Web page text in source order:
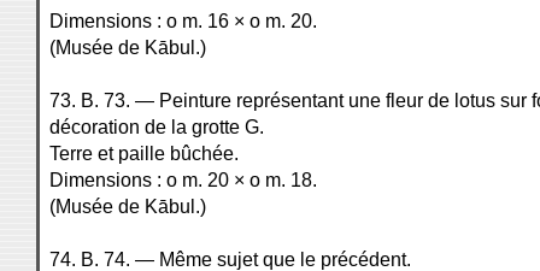
Dimensions : o m. 16 × o m. 20.
(Musée de Kābul.)
73. B. 73. — Peinture représentant une fleur de lotus sur
décoration de la grotte G.
Terre et paille bûchée.
Dimensions : o m. 20 × o m. 18.
(Musée de Kābul.)
74. B. 74. — Même sujet que le précédent.